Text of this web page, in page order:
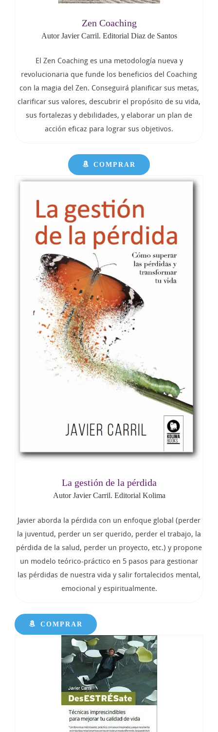
Zen Coaching
Autor Javier Carril. Editorial Diaz de Santos
El Zen Coaching es una metodología nueva y
revolucionaria que funde los beneficios del Coaching
con la magia del Zen. Conseguirá planificar sus metas,
clarificar sus valores, descubrir el propósito de su vida,
sus fortalezas y debilidades, y elaborar un plan de
acción eficaz para lograr sus objetivos.
COMPRAR
La gestión de la pérdida
Autor Javier Carril. Editorial Kolima
Javier aborda la pérdida con un enfoque global (perder
la juventud, perder un ser querido, perder el trabajo, la
pérdida de la salud, perder un proyecto, etc.) y propone
un modelo teórico-práctico en 5 pasos para gestionar
las pérdidas de nuestra vida y salir fortalecidos mental,
emocional y espiritualmente.
COMPRAR